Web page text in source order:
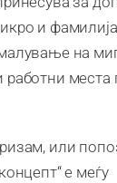
и
на
работни места
или
е меѓу